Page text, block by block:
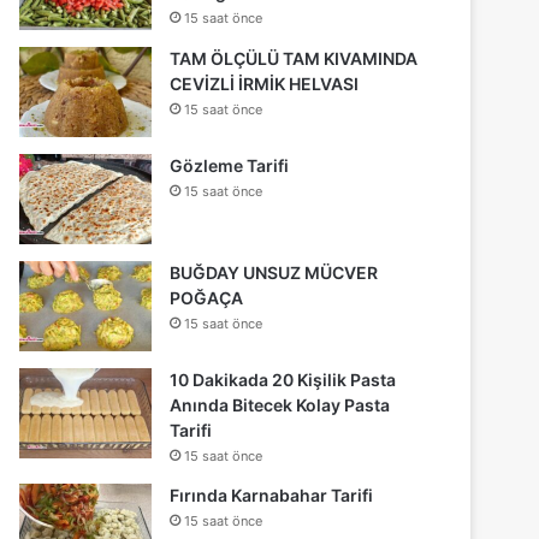
15 saat önce
TAM ÖLÇÜLÜ TAM KIVAMINDA
CEVİZLİ İRMİK HELVASI
15 saat önce
Gözleme Tarifi
15 saat önce
BUĞDAY UNSUZ MÜCVER
POĞAÇA
15 saat önce
10 Dakikada 20 Kişilik Pasta
Anında Bitecek Kolay Pasta
Tarifi
15 saat önce
Fırında Karnabahar Tarifi
15 saat önce